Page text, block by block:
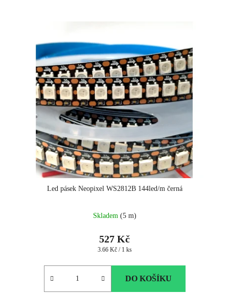
Led pásek Neopixel WS2812B 144led/m černá
Skladem (5 m)
527 Kč
Měrná
3.66 Kč / 1 ks
DO KOŠÍKU